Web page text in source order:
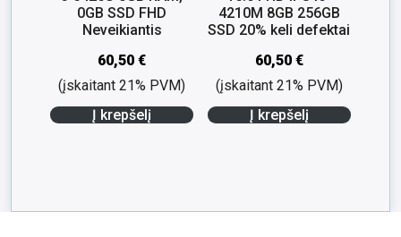
0GB SSD FHD
Neveikiantis
60,50€
(įskaitant 21% PVM)
Į krepšelį
4210M 8GB 256GB
SSD 20% keli defektai
60,50 €
(įskaitant 21% PVM)
Į krepšelį